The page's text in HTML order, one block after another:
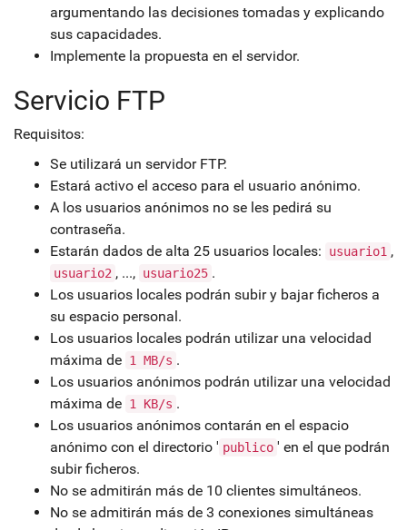
argumentando las decisiones tomadas y explicando
sus capacidades.
Implemente la propuesta en el servidor.
Servicio FTP
Requisitos:
Se utilizará un servidor FTP.
Estará activo el acceso para el usuario anónimo.
A los usuarios anónimos no se les pedirá su
contraseña.
Estarán dados de alta 25 usuarios locales:
usuario1 ,
usuario2 , ..., usuario25 .
Los usuarios locales podrán subir y bajar ficheros a
su espacio personal.
Los usuarios locales podrán utilizar una velocidad
máxima de 1 MB/s .
Los usuarios anónimos podrán utilizar una velocidad
máxima de 1 KB/s .
Los usuarios anónimos contarán en el espacio
anónimo con el directorio ' publico ' en el que podrán
subir ficheros.
No se admitirán más de 10 clientes simultáneos.
No se admitirán más de 3 conexiones simultáneas